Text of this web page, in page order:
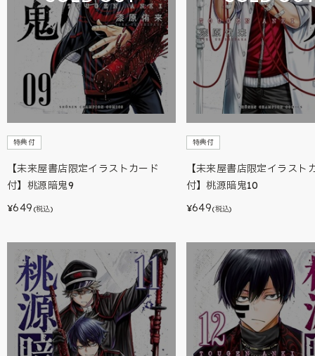
特典付
【未来屋書店限定イラストカード
付】桃源暗鬼9
¥649 (税込)
特典付
【未来屋書店限定イラスト
付】桃源暗鬼10
¥649(税込)